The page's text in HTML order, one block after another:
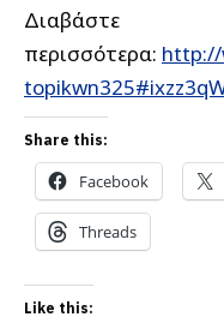
Διαβάστε
περισσότερα: http://
Share this:
Facebook
Threads
Like this: